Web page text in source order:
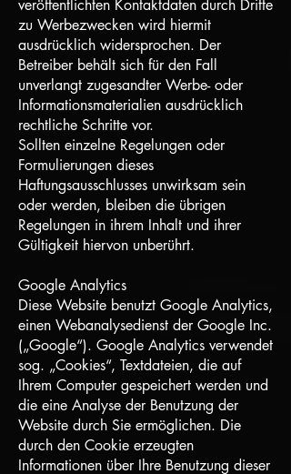
veröffentlichten Kontaktdaten durch Dritte
zu Werbezwecken wird hiermit
ausdrücklich widersprochen. Der
Betreiber behält sich für den Fall
unverlangt zugesandter Werbe- oder
Informationsmaterialien ausdrücklich
rechtliche Schritte vor.
Sollten einzelne Regelungen oder
Formulierungen dieses
Haftungsausschlusses unwirksam sein
oder werden, bleiben die übrigen
Regelungen in ihrem Inhalt und ihrer
Gültigkeit hiervon unberührt.
Google Analytics
Diese Website benutzt Google Analytics,
einen Webanalysedienst der Google Inc.
(„Google“). Google Analytics verwendet
sog. „Cookies“, Textdateien, die auf
Ihrem Computer gespeichert werden und
die eine Analyse der Benutzung der
Website durch Sie ermöglichen. Die
durch den Cookie erzeugten
Informationen über Ihre Benutzung dieser